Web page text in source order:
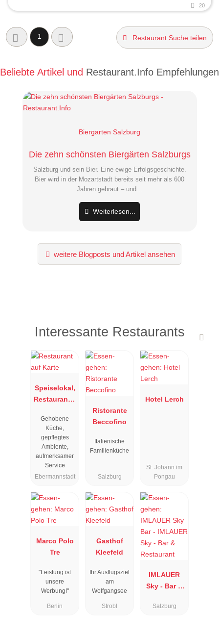
20
1 Restaurant Suche teilen
Beliebte Artikel und Restaurant.Info Empfehlungen
Die zehn schönsten Biergärten Salzburgs
Biergarten Salzburg
Salzburg und sein Bier. Eine ewige Erfolgsgeschichte.
Bier wird in der Mozartstadt bereits seit mehr als 600
Jahren gebraut – und...
Weiterlesen...
weitere Blogposts und Artikel ansehen
Interessante Restaurants
Speiselokal,
Restaurant "
"
Gehobene
Küche,
gepflegtes
Ambiente,
aufmerksamer
Service
Ebermannstadt
Ristorante
Beccofino
Italienische
Familienküche
Salzburg
Hotel Lerch
St. Johann im
Pongau
Marco Polo
Tre
"Leistung ist
unsere
Werbung!"
Berlin
Gasthof
Kleefeld
Ihr Ausflugsziel
am
Wolfgangsee
Strobl
IMLAUER
Sky - Bar &
Salzburg